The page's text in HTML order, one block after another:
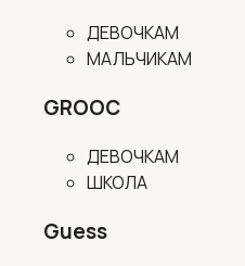
ДЕВОЧКАМ
МАЛЬЧИКАМ
GROOC
ДЕВОЧКАМ
ШКОЛА
Guess